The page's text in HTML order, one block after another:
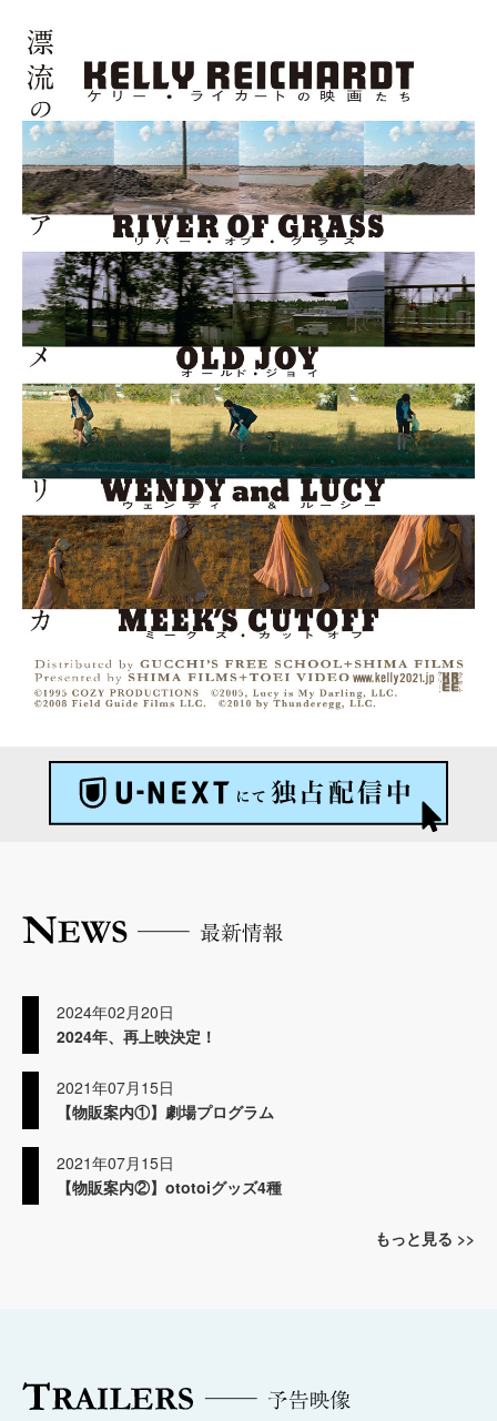
2024年02月20日
2024年、再上映決定！
2021年07月15日
【物販案内①】劇場プログラム
2021年07月15日
【物販案内②】ototoiグッズ4種
もっと見る >>